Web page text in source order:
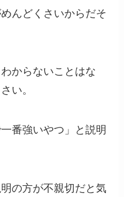
んどくさいからだそ
からないことはな
い。
番強いやつ」と説明
の方が不親切だと気